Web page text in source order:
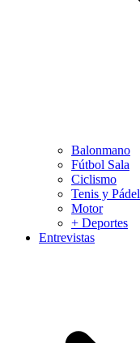
Balonmano
Fútbol Sala
Ciclismo
Tenis y Pádel
Motor
+ Deportes
Entrevistas